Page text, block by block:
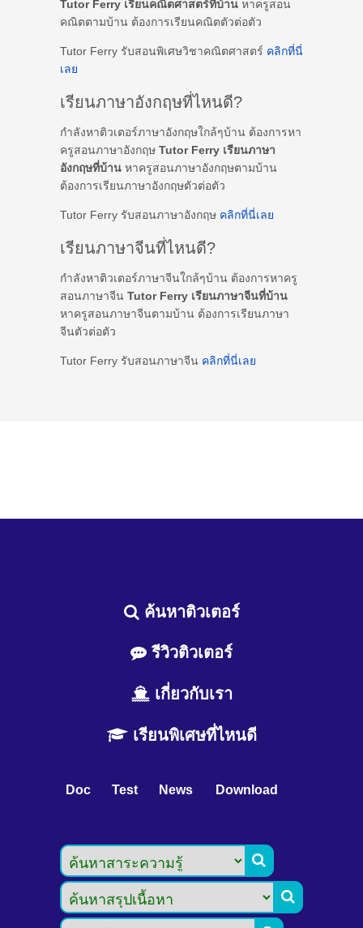
Tutor Ferry เรียนคณิตศาสตร์ที่บ้าน หาครูสอน
คณิตตามบ้าน ต้องการเรียนคณิตตัวต่อตัว
Tutor Ferry รับสอนพิเศษวิชาคณิตศาสตร์ คลิกที่นี่
เลย
เรียนภาษาอังกฤษที่ไหนดี?
กำลังหาติวเตอร์ภาษาอังกฤษใกล้ๆบ้าน ต้องการหา
ครูสอนภาษาอังกฤษ Tutor Ferry เรียนภาษา
อังกฤษที่บ้าน หาครูสอนภาษาอังกฤษตามบ้าน
ต้องการเรียนภาษาอังกฤษตัวต่อตัว
Tutor Ferry รับสอนภาษาอังกฤษ คลิกที่นี่เลย
เรียนภาษาจีนที่ไหนดี?
กำลังหาติวเตอร์ภาษาจีนใกล้ๆบ้าน ต้องการหาครู
สอนภาษาจีน Tutor Ferry เรียนภาษาจีนที่บ้าน
หาครูสอนภาษาจีนตามบ้าน ต้องการเรียนภาษา
จีนตัวต่อตัว
Tutor Ferry รับสอนภาษาจีน คลิกที่นี่เลย
ค้นหาติวเตอร์
รีวิวติวเตอร์
เกี่ยวกับเรา
เรียนพิเศษที่ไหนดี
Doc Test News Download

